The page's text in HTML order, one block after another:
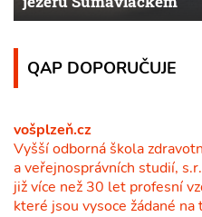
QAP DOPORUČUJE
vošplzeň.cz
Vyšší odborná škola
a veřejnosprávních studií,
již více než 30 let profesní
které jsou vysoce žádané na